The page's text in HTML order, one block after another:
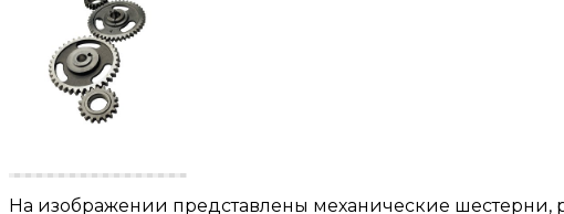
На изображении представлены механические